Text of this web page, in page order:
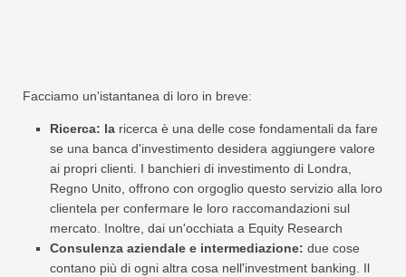
Facciamo un'istantanea di loro in breve:
Ricerca: la ricerca è una delle cose fondamentali da fare
se una banca d'investimento desidera aggiungere valore
ai propri clienti. I banchieri di investimento di Londra,
Regno Unito, offrono con orgoglio questo servizio alla loro
clientela per confermare le loro raccomandazioni sul
mercato. Inoltre, dai un'occhiata a Equity Research
Consulenza aziendale e intermediazione: due cose
contano più di ogni altra cosa nell'investment banking. Il